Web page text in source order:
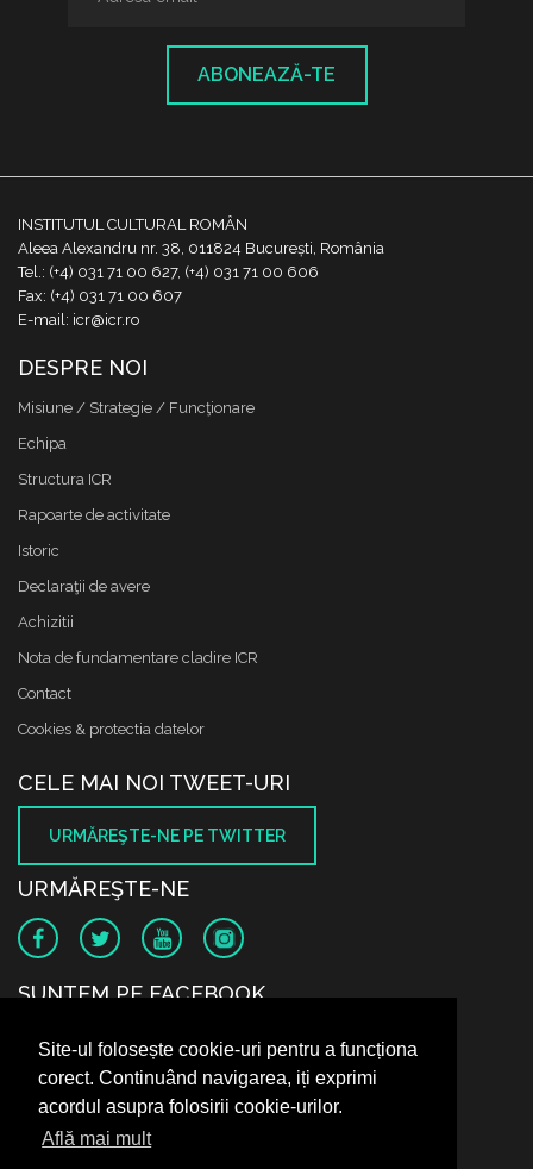
Site-ul folosește cookie-uri pentru a funcționa
corect. Continuând navigarea, iți exprimi
acordul asupra folosirii cookie-urilor.
Află mai mult
ABONEAZĂ-TE
INSTITUTUL CULTURAL ROMÂN
Aleea Alexandru nr. 38, 011824 București, România
Tel.: (+4) 031 71 00 627, (+4) 031 71 00 606
Fax: (+4) 031 71 00 607
E-mail: icr@icr.ro
DESPRE NOI
Misiune / Strategie / Funcţionare
Echipa
Structura ICR
Rapoarte de activitate
Istoric
Declaraţii de avere
Achizitii
Nota de fundamentare cladire ICR
Contact
Cookies & protectia datelor
CELE MAI NOI TWEET-URI
URMĂREŞTE-NE PE TWITTER
URMĂREŞTE-NE
SUNTEM PE FACEBOOK